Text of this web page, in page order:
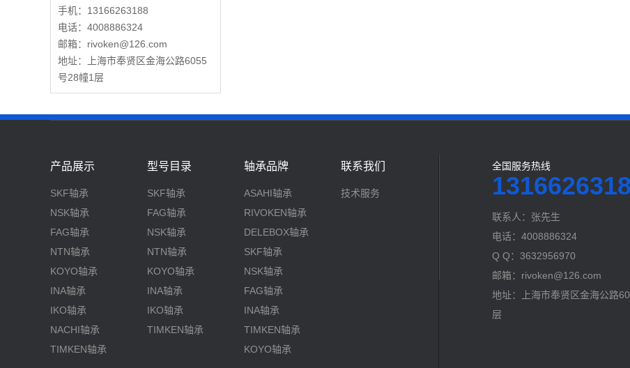
手机：13166263188
电话：4008886324
邮箱：rivoken@126.com
地址：上海市奉贤区金海公路6055
号28幢1层
产品展示
SKF轴承
NSK轴承
FAG轴承
NTN轴承
KOYO轴承
INA轴承
IKO轴承
NACHI轴承
TIMKEN轴承
型号目录
SKF轴承
FAG轴承
NSK轴承
NTN轴承
KOYO轴承
INA轴承
IKO轴承
TIMKEN轴承
轴承品牌
ASAHI轴承
RIVOKEN轴承
DELEBOX轴承
SKF轴承
NSK轴承
FAG轴承
INA轴承
TIMKEN轴承
KOYO轴承
联系我们
技术服务
全国服务热线
联系人：张先生
电话：4008886324
Q Q：3632956970
邮箱：rivoken@126.com
地址：上海市奉贤区金海公路
层